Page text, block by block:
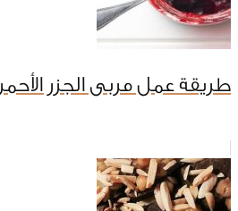
طريقة عمل مربى الجزر الأحمر